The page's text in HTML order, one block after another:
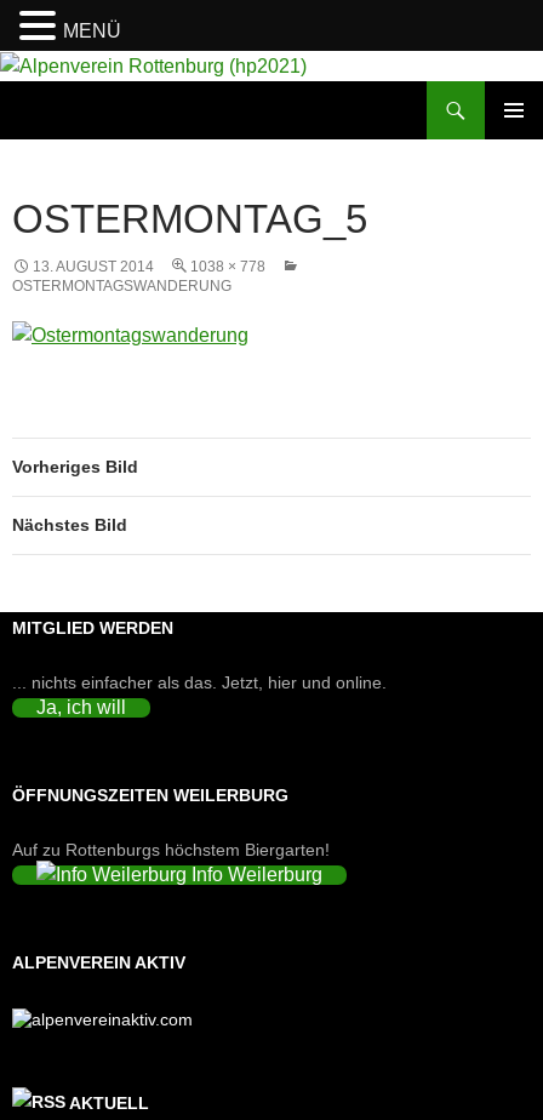
OSTERMONTAG_5
13. AUGUST 2014
1038 × 778
OSTERMONTAGSWANDERUNG
Vorheriges Bild
Nächstes Bild
MITGLIED WERDEN
... nichts einfacher als das. Jetzt, hier und online.
Ja, ich will
ÖFFNUNGSZEITEN WEILERBURG
Auf zu Rottenburgs höchstem Biergarten!
Info Weilerburg
ALPENVEREIN AKTIV
AKTUELL
MENÜ